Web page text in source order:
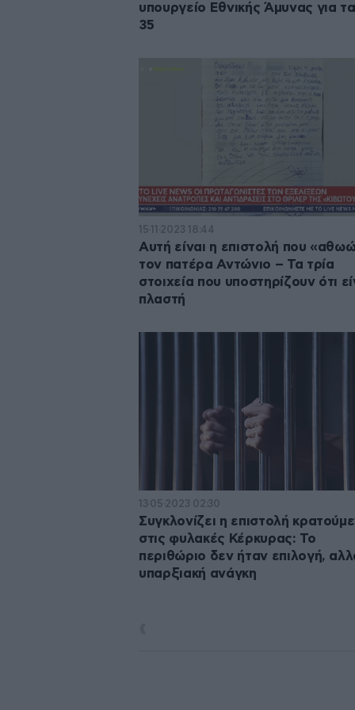
υπουργείο Εθνικής Άμυνας για
35
15·11·2023 18:44
Αυτή είναι η επιστολή που
τον πατέρα Αντώνιο – Τα τρία
στοιχεία που υποστηρίζουν ότι
πλαστή
13·05·2023 02:30
Συγκλονίζει η επιστολή
στις φυλακές Κέρκυρας: Το
περιθώριο δεν ήταν επιλογή,
υπαρξιακή ανάγκη